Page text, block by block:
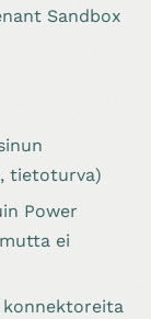
Sandbox
tietoturva)
Power
ei
konnektoreita